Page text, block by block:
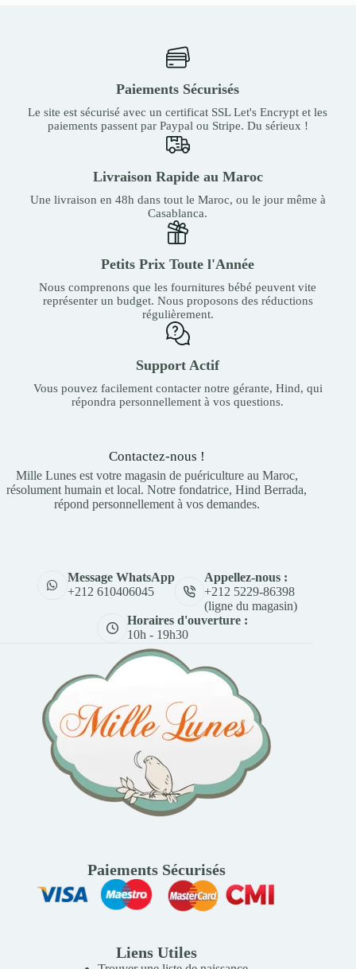
Paiements Sécurisés
Le site est sécurisé avec un certificat SSL Let's Encrypt et les
paiements passent par Paypal ou Stripe. Du sérieux !
Livraison Rapide au Maroc
Une livraison en 48h dans tout le Maroc, ou le jour même à
Casablanca.
Petits Prix Toute l'Année
Nous comprenons que les fournitures bébé peuvent vite
représenter un budget. Nous proposons des réductions
régulièrement.
Support Actif
Vous pouvez facilement contacter notre gérante, Hind, qui
répondra personnellement à vos questions.
Contactez-nous !
Mille Lunes est votre magasin de puériculture au Maroc,
résolument humain et local. Notre fondatrice, Hind Berrada,
répond personnellement à vos demandes.
Message WhatsApp
+212 610406045
Appellez-nous :
+212 5229-86398
(ligne du magasin)
Horaires d'ouverture :
10h - 19h30
Paiements Sécurisés
Liens Utiles